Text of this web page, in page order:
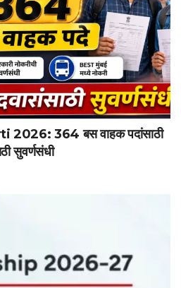
364 बस वाहक पदांसाठी
सुवर्णसंधी